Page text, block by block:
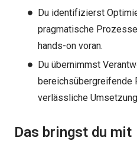
Du identifizierst
pragmatische
hands-on voran.
Du übernimmst
bereichsübergreifende
verlässliche
Das bringst du mit